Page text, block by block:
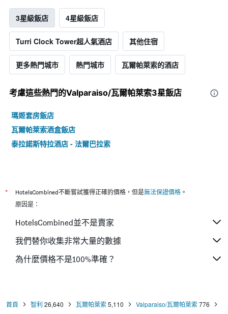
3星級飯店 4星級飯店
Turri Clock Tower超人氣酒店 其他住宿
更多熱門城市 熱門城市 瓦爾帕萊索的酒店
考慮這些熱門的Valparaiso/瓦爾帕萊索3星​飯店
瑪姬套房飯店
瓦爾帕萊索酒盒飯店
泰拉諾斯特拉酒店 - 法爾巴拉索
* HotelsCombined不斷嘗試獲得正確的價格，但是無法保證價格 。
原因是：
HotelsCombined並不是賣家
我們替你收集非常大量的數據
為什麼價格不是100%準確？
首頁 智利 26,640 瓦爾帕萊索5,110 Valparaiso/瓦爾帕萊索776